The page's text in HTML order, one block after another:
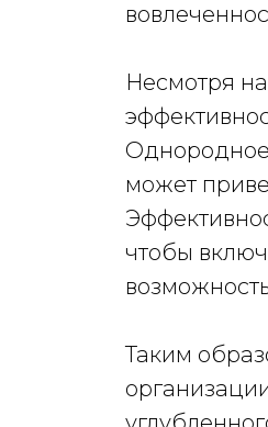
Несмотря
может
чтобы
Таким